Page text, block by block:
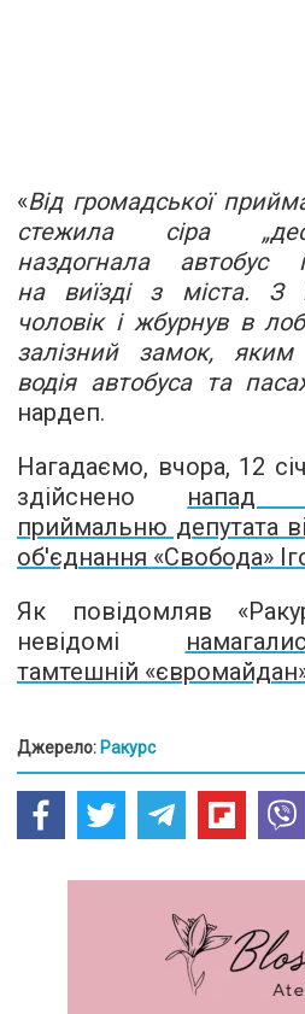
«Від громадської
стежила сіра
наздогнала автобус
на виїзді з міста. З
чоловік і жбурнув в
залізний замок,
водія автобуса та
нардеп.
Нагадаємо, вчора, 12
здійснено напад
приймальню депутата
об'єднання «Свобода»
Як повідомляв
невідомі
тамтешній
Джерело: Ракурс